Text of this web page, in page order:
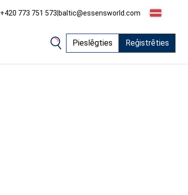
+420 773 751 573|baltic@essensworld.com
Pieslēgties Reģistrēties